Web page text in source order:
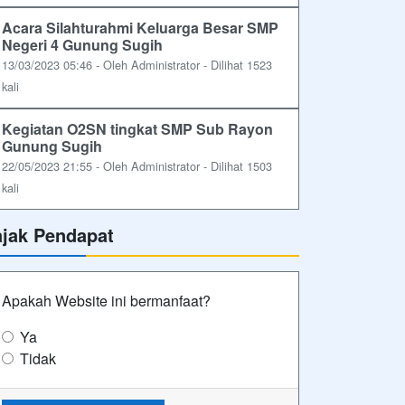
Acara Silahturahmi Keluarga Besar SMP
Negeri 4 Gunung Sugih
13/03/2023 05:46 - Oleh Administrator - Dilihat 1523
kali
Kegiatan O2SN tingkat SMP Sub Rayon
Gunung Sugih
22/05/2023 21:55 - Oleh Administrator - Dilihat 1503
kali
Pendapat
Apakah Website ini bermanfaat?
Ya
Tidak